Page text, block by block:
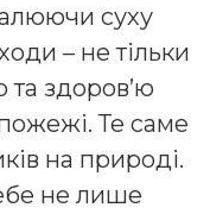
суху
– не тільки
здоров’ю
Те саме
на природі.
не лише